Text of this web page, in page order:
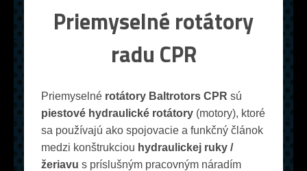
Priemyselné rotátory
radu CPR
Priemyselné rotátory Baltrotors CPR sú
piestové hydraulické rotátory (motory), ktoré
sa používajú ako spojovacie a funkčný článok
medzi konštrukciou hydraulickej ruky /
žeriavu s príslušným pracovným náradím